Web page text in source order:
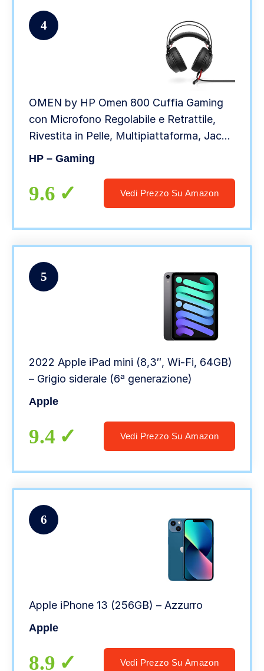
4
OMEN by HP Omen 800 Cuffia Gaming
con Microfono Regolabile e Retrattile,
Rivestita in Pelle, Multipiattaforma, Jack
3,5 mm, Compatibile con PC, PS4 e Xbox
1, Cavo Resistente a Maglia Intrecciata
HP – Gaming
9.6 Vedi Prezzo Su Amazon
5
2022 Apple iPad mini (8,3″, Wi-Fi, 64GB)
– Grigio siderale (6ª generazione)
Apple
9.4 Vedi Prezzo Su Amazon
6
Apple iPhone 13 (256GB) – Azzurro
Apple
8.9 Vedi Prezzo Su Amazon